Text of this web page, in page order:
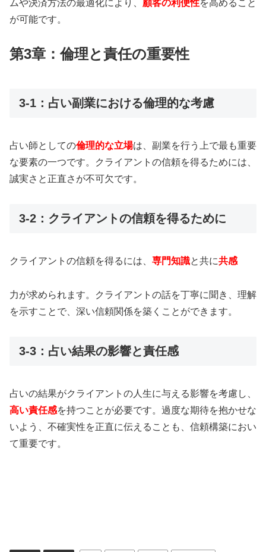
ムや決済方法の最適化により、 顧客の利便性を高めること
が可能です。
第3章：倫理と責任の重要性
3-1：占い副業における倫理的な考慮
占い師としての倫理的な立場は、副業を行う上で最も重要
な要素の一つです。クライアントの信頼を得るためには、
誠実さと正直さが不可欠です。
3-2：クライアントの信頼を得るために
クライアントの信頼を得るには、 専門知識と共に共感
力が求められます。クライアントの話を丁寧に聞き、理解
を示すことで、深い信頼関係を築くことができます。
3-3：占い結果の影響と責任感
占いの結果がクライアントの人生に与える影響を考慮し、
高い責任感を持つことが必要です。過度な期待を抱かせな
いよう、不確実性を正直に伝えることも、信頼構築におい
て重要です。